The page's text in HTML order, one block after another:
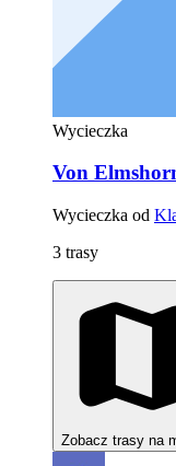
Wycieczka
Von
Wycieczka od
3 trasy
Zobacz trasy na